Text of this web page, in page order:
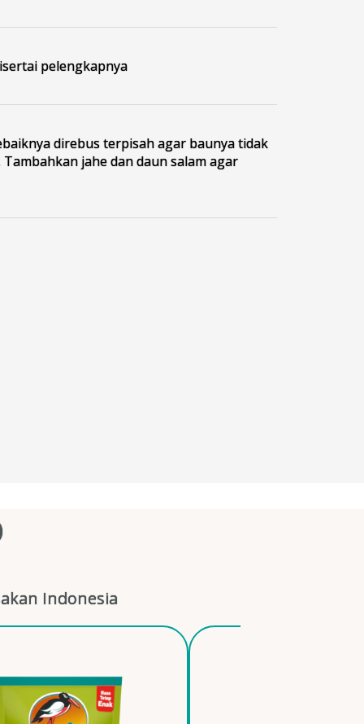
pelengkapnya
direbus terpisah agar baunya tidak
Tambahkan jahe dan daun salam agar
Indonesia